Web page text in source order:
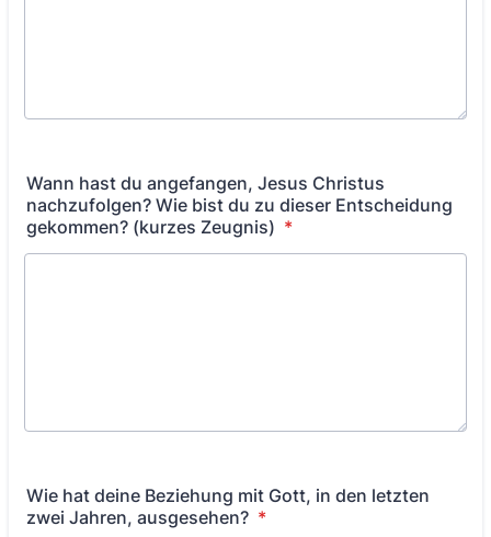
Wann hast du angefangen, Jesus Christus
nachzufolgen? Wie bist du zu dieser Entscheidung
gekommen? (kurzes Zeugnis) *
Wie hat deine Beziehung mit Gott, in den letzten
zwei Jahren, ausgesehen? *